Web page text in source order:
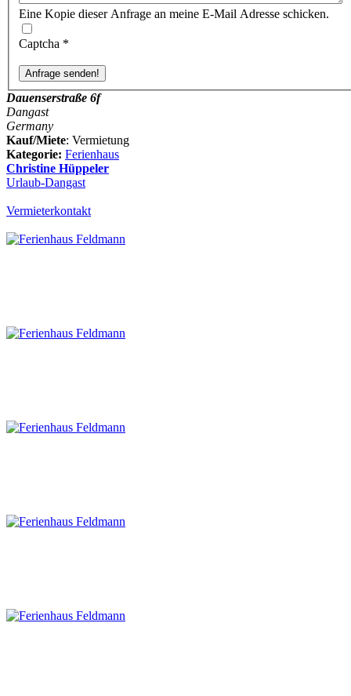
Eine Kopie dieser Anfrage an meine E-Mail Adresse schicken.
Captcha *
Dauenserstraße 6f
Dangast
Germany
Kauf/Miete: Vermietung
Kategorie: Ferienhaus
Christine Hüppeler
Urlaub-Dangast
Vermieterkontakt